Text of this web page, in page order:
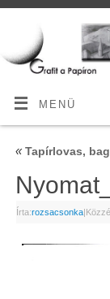
MENÜ
«Tapírlovas,
Írta:rozsacsonka|